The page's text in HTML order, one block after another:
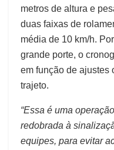
metros de altura e
duas faixas de
média de 10 km/h.
grande porte, o
em função de ajustes
trajeto.
“Essa é uma
redobrada à
equipes, para evitar